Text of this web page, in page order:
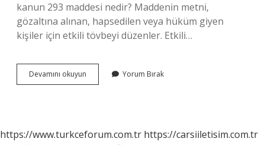
kanun 293 maddesi nedir? Maddenin metni,
gözaltına alınan, hapsedilen veya hüküm giyen
kişiler için etkili tövbeyi düzenler. Etkili…
Devamını okuyun
Sayılı
Karşılığında
Yorum Bırak
https://www.turkceforum.com.tr https://carsiiletisim.com.tr